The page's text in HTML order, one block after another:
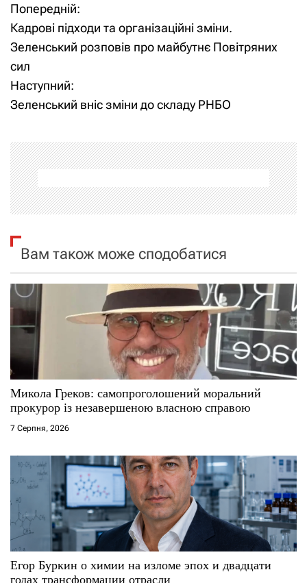
Н
а
в
і
а
ц
і
я
з
а
и
с
і
в
Попередній:
Кадрові підходи та організаційні зміни.
Зеленський розповів про майбутнє Повітряних
сил
Наступний:
Зеленський вніс зміни до складу РНБО
Вам також може сподобатися
Микола Греков: самопроголошений моральний
прокурор із незавершеною власною справою
7 Серпня, 2026
Егор Буркин о химии на изломе эпох и двадцати
годах трансформации отрасли